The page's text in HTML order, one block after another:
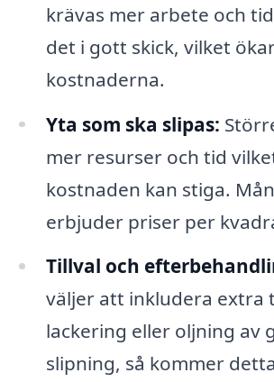
krävas mer arbete och
det i gott skick, vilket
kostnaderna.
Yta som ska slipas:
mer resurser och tid
kostnaden kan stiga.
erbjuder priser per
Tillval och
väljer att inkludera extra
lackering eller oljning av
slipning, så kommer